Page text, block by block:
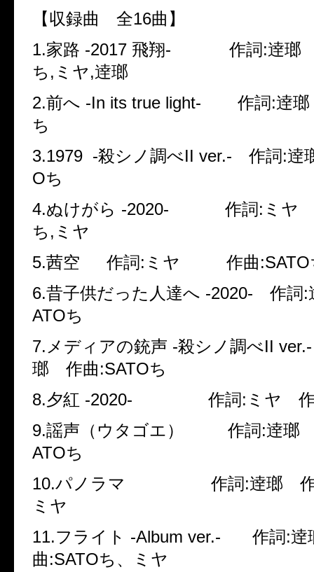
【収録曲 全16曲】
1.家路 -2017 飛翔- 作詞:逹瑯
ち,ミヤ,逹瑯
2.前へ -In its true light- 作詞:逹
ち
3.1979 -殺シノ調べII ver.- 作詞:逹
Oち
4.ぬけがら -2020- 作詞:ミヤ
ち,ミヤ
5.茜空 作詞:ミヤ 作曲:SATO
6.昔子供だった人達へ -2020- 作
ATOち
7.メディアの銃声 -殺シノ調べII
瑯 作曲:SATOち
8.夕紅 -2020- 作詞:ミヤ 作
9.謡声（ウタゴエ） 作詞:逹瑯
ATOち
10.パノラマ 作詞:逹瑯 作
ミヤ
11.フライト -Album ver.- 作詞:
曲:SATOち、ミヤ